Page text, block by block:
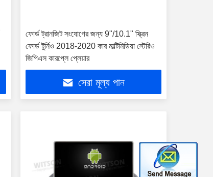
ফোর্ড ট্রানজিট সংযোগের জন্য 9"/10.1" স্ক্রিন
ফোর্ড টুর্নিও 2018-2020 কার মাল্টিমিডিয়া স্টেরিও
জিপিএস কারপ্লে প্লেয়ার
সেরা মূল্য পান